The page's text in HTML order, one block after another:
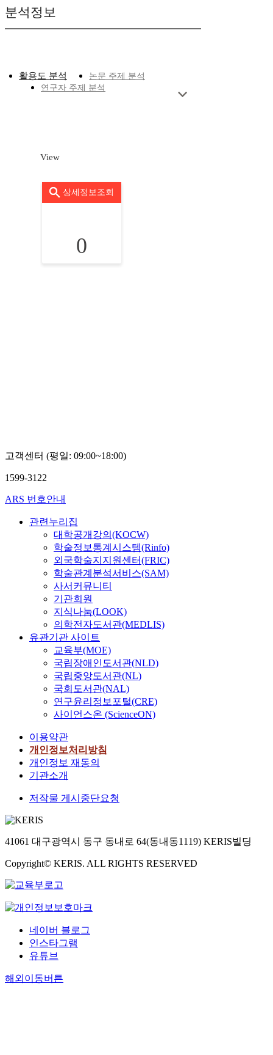
분석정보
활용도 분석
논문 주제 분석
연구자 주제 분석
View
상세정보조회
0
고객센터 (평일: 09:00~18:00)
1599-3122
ARS 번호안내
관련누리집
대학공개강의(KOCW)
학술정보통계시스템(Rinfo)
외국학술지지원센터(FRIC)
학술관계분석서비스(SAM)
사서커뮤니티
기관회원
지식나눔(LOOK)
의학전자도서관(MEDLIS)
유관기관 사이트
교육부(MOE)
국립장애인도서관(NLD)
국립중앙도서관(NL)
국회도서관(NAL)
연구윤리정보포털(CRE)
사이언스온 (ScienceON)
이용약관
개인정보처리방침
개인정보 재동의
기관소개
저작물 게시중단요청
41061 대구광역시 동구 동내로 64(동내동1119) KERIS빌딩
Copyright© KERIS. ALL RIGHTS RESERVED
네이버 블로그
인스타그램
유튜브
해외이동버튼